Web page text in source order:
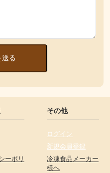
送る
ーポリ
その他
ログイン
新規会員登録
冷凍食品メーカー
様へ